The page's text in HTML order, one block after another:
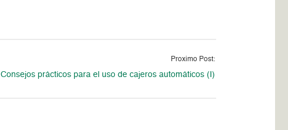
Proximo Post:
Consejos prácticos para el uso de cajeros automáticos (I)